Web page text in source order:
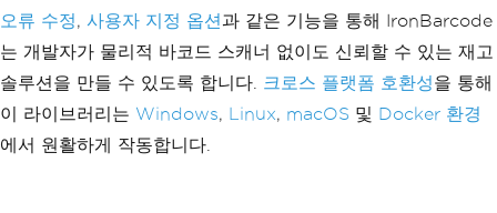
오류 수정, 사용자 지정 옵션 과 같은 기능을 통해 IronBarcode
는 개발자가 물리적 바코드 스캐너 없이도 신뢰할 수 있는 재고
솔루션을 만들 수 있도록 합니다.
크로스 플랫폼 호환성을 통해
이 라이브러리는 Windows, Linux, macOS 및 Docker 환경
에서 원활하게 작동합니다.